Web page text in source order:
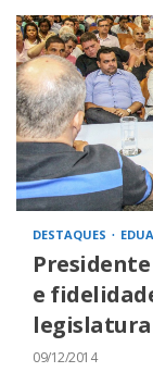
DESTAQUES
Presidente
e
legislatura
09/12/2014